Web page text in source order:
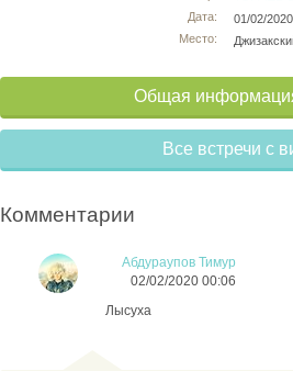
Дата:
Место:
01/02/2020
Общая
Все встречи с
Комментарии
Абдураупов Тимур
02/02/2020 00:06
Лысуха